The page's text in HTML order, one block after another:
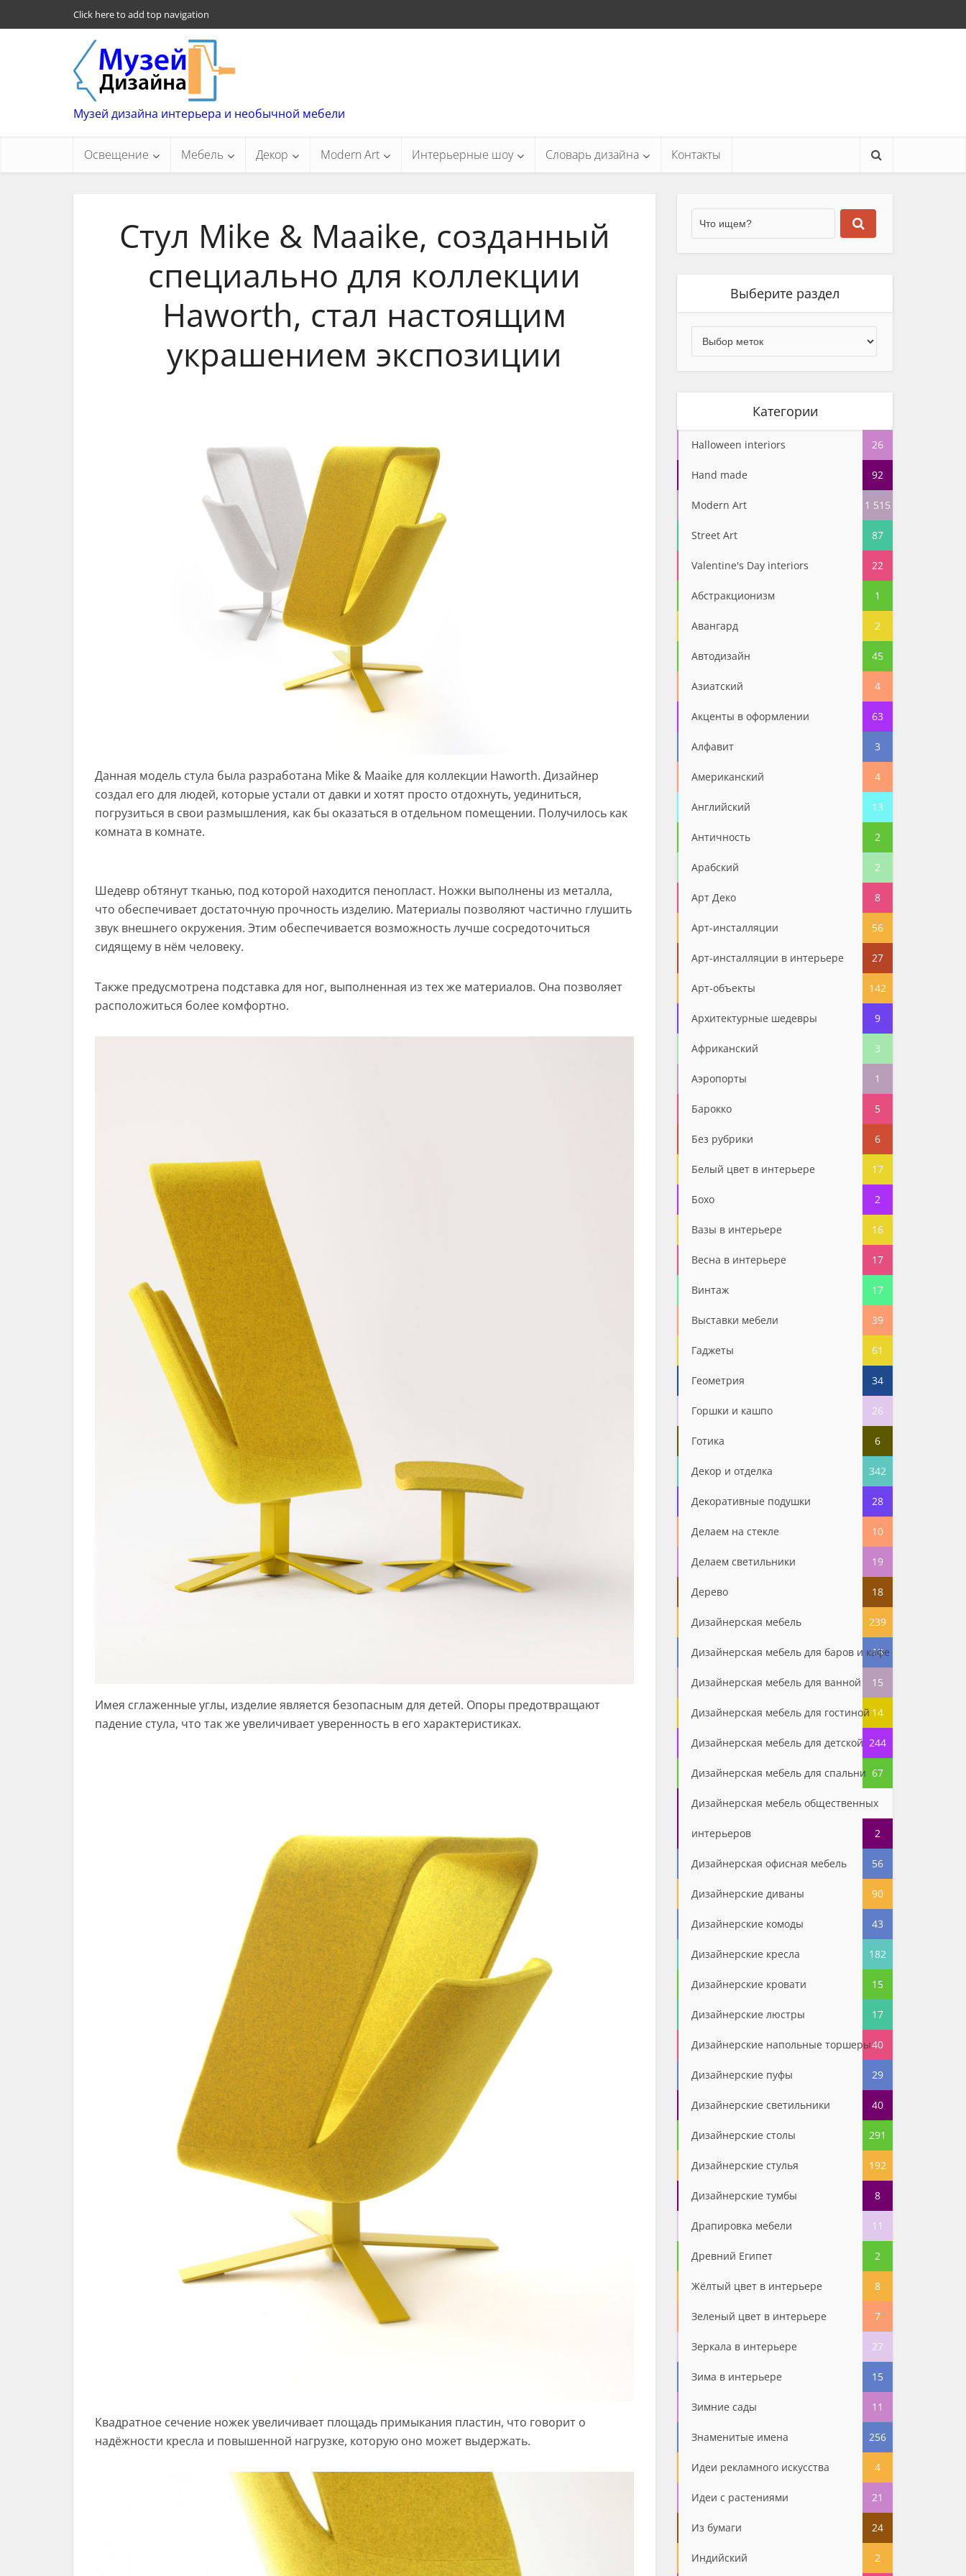
Click here to add top navigation
Музей дизайна интерьера и необычной мебели
Освещение Мебель Декор Modern Art Интерьерные шоу Словарь дизайна Контакты
Стул Mike & Maaike, созданный
специально для коллекции
Haworth, стал настоящим
украшением экспозиции
Данная модель стула была разработана Mike & Maaike для коллекции Haworth. Дизайнер
создал его для людей, которые устали от давки и хотят просто отдохнуть, уединиться,
погрузиться в свои размышления, как бы оказаться в отдельном помещении. Получилось как
комната в комнате.
Шедевр обтянут тканью, под которой находится пенопласт. Ножки выполнены из металла,
что обеспечивает достаточную прочность изделию. Материалы позволяют частично глушить
звук внешнего окружения. Этим обеспечивается возможность лучше сосредоточиться
сидящему в нём человеку.
Также предусмотрена подставка для ног, выполненная из тех же материалов. Она позволяет
расположиться более комфортно.
Имея сглаженные углы, изделие является безопасным для детей. Опоры предотвращают
падение стула, что так же увеличивает уверенность в его характеристиках.
Квадратное сечение ножек увеличивает площадь примыкания пластин, что говорит о
надёжности кресла и повышенной нагрузке, которую оно может выдержать.
Выберите раздел
Категории
Halloween interiors 26
Hand made 92
Modern Art 1 515
Street Art 87
Valentine's Day interiors 22
Абстракционизм 1
Авангард 2
Автодизайн 45
Азиатский 4
Акценты в оформлении 63
Алфавит 3
Американский 4
Английский 13
Античность 2
Арабский 2
Арт Деко 8
Арт-инсталляции 56
Арт-инсталляции в интерьере 27
Арт-объекты 142
Архитектурные шедевры 9
Африканский 3
Аэропорты 1
Барокко 5
Без рубрики 6
Белый цвет в интерьере 17
Бохо 2
Вазы в интерьере 16
Весна в интерьере 17
Винтаж 17
Выставки мебели 39
Гаджеты 61
Геометрия 34
Горшки и кашпо 26
Готика 6
Декор и отделка 342
Декоративные подушки 28
Делаем на стекле 10
Делаем светильники 19
Дерево 18
Дизайнерская мебель 239
Дизайнерская мебель для баров и кафе
13
Дизайнерская мебель для ванной 15
Дизайнерская мебель для гостиной 14
Дизайнерская мебель для детской 244
Дизайнерская мебель для спальни 67
Дизайнерская мебель общественных
интерьеров 2
Дизайнерская офисная мебель 56
Дизайнерские диваны 90
Дизайнерские комоды 43
Дизайнерские кресла 182
Дизайнерские кровати 15
Дизайнерские люстры 17
Дизайнерские напольные торшеры40
Дизайнерские пуфы 29
Дизайнерские светильники 40
Дизайнерские столы 291
Дизайнерские стулья 192
Дизайнерские тумбы 8
Драпировка мебели 11
Древний Египет 2
Жёлтый цвет в интерьере 8
Зеленый цвет в интерьере 7
Зеркала в интерьере 27
Зима в интерьере 15
Зимние сады 11
Знаменитые имена 256
Идеи рекламного искусства 4
Идеи с растениями 21
Из бумаги 24
Индийский 2